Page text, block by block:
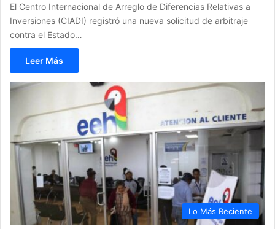
El Centro Internacional de Arreglo de Diferencias Relativas a
Inversiones (CIADI) registró una nueva solicitud de arbitraje
contra el Estado…
Leer Más
Lo Más Reciente